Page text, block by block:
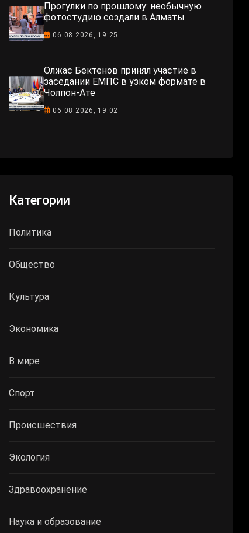
Прогулки по прошлому: необычную
фотостудию создали в Алматы
06.08.2026, 19:25
Олжас Бектенов принял участие в
заседании ЕМПС в узком формате в
Чолпон-Ате
06.08.2026, 19:02
Категории
Политика
Общество
Культура
Экономика
В мире
Спорт
Происшествия
Экология
Здравоохранение
Наука и образование